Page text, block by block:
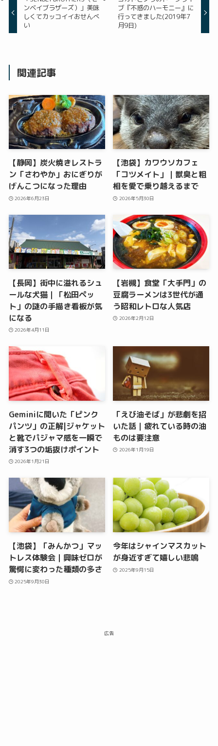
ンベイブラザーズ）」美味
しくてカッコイイおせんべ
い
ブ『不惑のハーモニー』に
行ってきました(2019年7
月9日)
関連記事
【静岡】炭火焼きレストラ
ン「さわやか」おにぎりが
げんこつになった理由
2026年6月23日
【池袋】カワウソカフェ
「コツメイト」｜獣臭と粗
相を愛で乗り越えるまで
2026年5月30日
【長岡】街中に溢れるシュ
ールな犬猫｜「松田ペッ
ト」の謎の手描き看板が気
になる
2026年4月11日
【岩槻】食堂「大手門」の
豆腐ラーメンは3世代が通
う昭和レトロな人気店
2026年2月12日
Geminiに聞いた「ピンク
パンツ」の正解|ジャケット
と靴でパジャマ感を一瞬で
消す3つの垢抜けポイント
2026年1月21日
「えび油そば」が悲劇を招
いた話｜疲れている時の油
ものは要注意
2026年1月19日
【池袋】「みんかつ」マッ
トレス体験会｜興味ゼロが
驚愕に変わった種類の多さ
2025年9月30日
今年はシャインマスカット
が身近すぎて嬉しい悲鳴
2025年9月15日
広告